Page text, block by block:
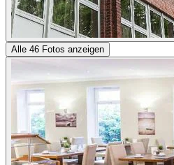
Alle 46 Fotos anzeigen